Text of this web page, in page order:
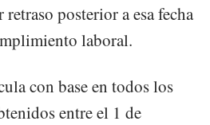
posterior a esa fecha
laboral.
con base en todos los
entre el 1 de